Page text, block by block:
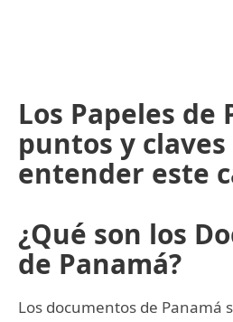
Los Papeles de
puntos y
entender este
¿Qué son los
de Panamá?
Los documentos de Panamá